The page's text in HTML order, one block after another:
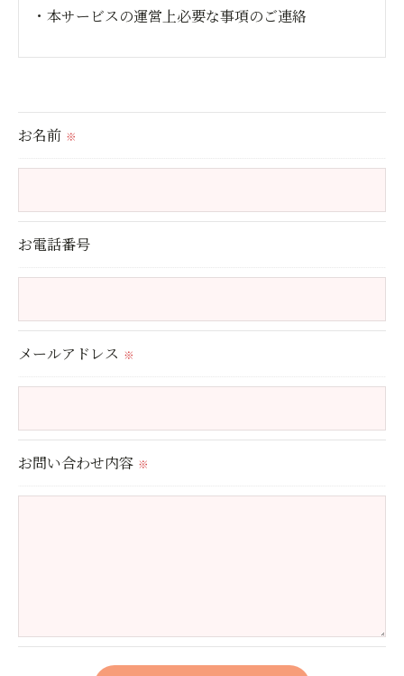
・本サービスの運営上必要な事項のご連絡
られた場合を除き、
＜個人情報の委託について＞
＜個人情報を与えなかった場合に生じる結果＞
＜個人情報の開示･訂正・削除･利用停止の手続につ
お名前 ※
お電話番号
メールアドレス ※
お問い合わせ内容 ※